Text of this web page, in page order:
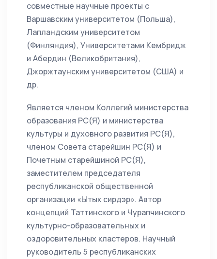
совместные научные проекты с
Варшавским университетом (Польша),
Лапландским университетом
(Финляндия), Университетами Кембридж
и Абердин (Великобритания),
Джоржтаунским университетом (США) и
др.
Является членом Коллегий министерства
образования РС(Я) и министерства
культуры и духовного развития РС(Я),
членом Совета старейшин РС(Я) и
Почетным старейшиной РС(Я),
заместителем председателя
республиканской общественной
организации «Ытык сирдэр». Автор
концепций Таттинского и Чурапчинского
культурно-образовательных и
оздоровительных кластеров. Научный
руководитель 5 республиканских